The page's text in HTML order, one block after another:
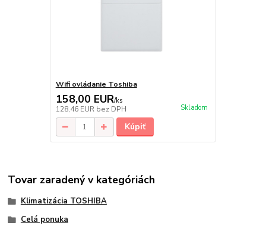
Wifi ovládanie Toshiba
158,00 EUR/ks
128,46 EUR bez DPH Skladom
Kúpiť
Tovar zaradený v kategóriách
Klimatizácia TOSHIBA
Celá ponuka